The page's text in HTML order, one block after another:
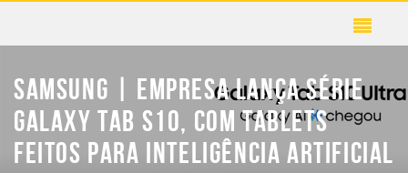
SAMSUNG | EMPRESA LANÇA SÉRIE
GALAXY TAB S10, COM TABLETS
FEITOS PARA INTELIGÊNCIA ARTIFICIAL